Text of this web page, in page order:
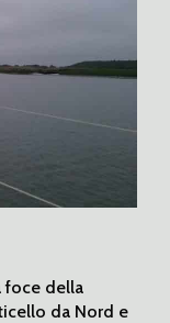
foce della
da Nord e